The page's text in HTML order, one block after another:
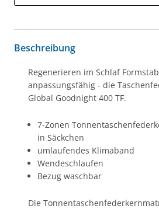
Beschreibung
Regenerieren im Schlaf
anpassungsfähig - die
Global Goodnight 400 TF.
7-Zonen
in Säckchen
umlaufendes Klimaband
Wendeschlaufen
Bezug waschbar
Die